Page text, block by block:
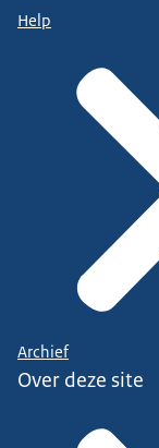
Help
Archief
Over deze site